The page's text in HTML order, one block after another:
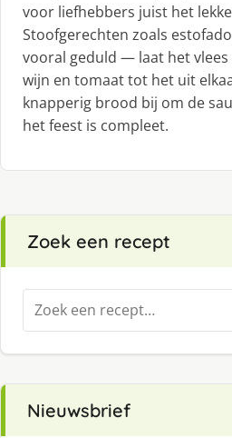
voor liefhebbers juist het
Stoofgerechten zoals
vooral geduld — laat het
wijn en tomaat tot het uit
knapperig brood bij om de
het feest is compleet.
Zoek een recept
Zoeken
naar:
Nieuwsbrief